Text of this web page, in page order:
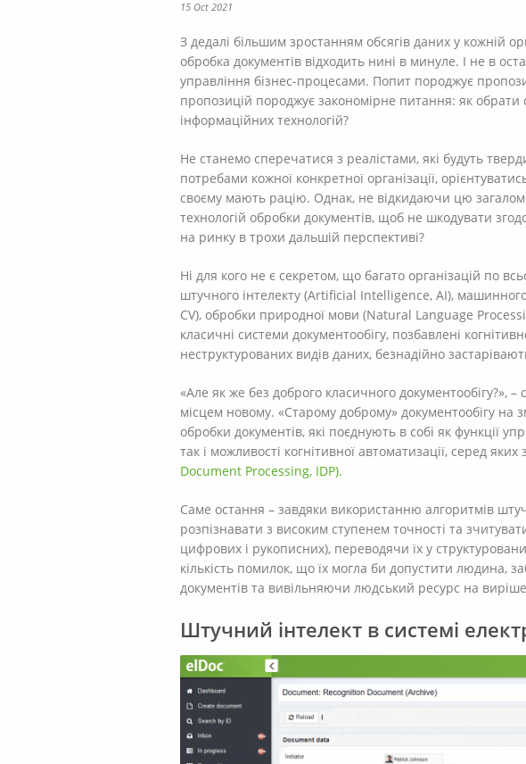
15 Oct 2021
З дедалі більшим зростанням обсягів даних у кожній
обробка документів відходить нині в минуле. І не в
управління бізнес-процесами. Попит породжує
пропозицій породжує закономірне питання: як обрати
інформаційних технологій?
Не станемо сперечатися з реалістами, які будуть
потребами кожної конкретної організації,
своєму мають рацію. Однак, не відкидаючи цю
технологій обробки документів, щоб не шкодувати
на ринку в трохи дальшій перспективі?
Ні для кого не є секретом, що багато організацій по
штучного інтелекту (Artificial Intelligence, AI),
CV), обробки природної мови (Natural Language
класичні системи документообігу, позбавлені
неструктурованих видів даних, безнадійно
«Але як же без доброго класичного документообігу?»,
місцем новому. «Старому доброму» документообігу на
обробки документів, які поєднують в собі як функції
так і можливості когнітивної автоматизації, серед
Document Processing, IDP).
Саме остання – завдяки використанню алгоритмів
розпізнавати з високим ступенем точності та
цифрових і рукописних), переводячи їх у
кількість помилок, що їх могла би допустити людина,
документів та вивільняючи людський ресурс на
Штучний інтелект в системі